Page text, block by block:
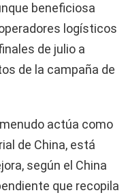
beneficiosa
logísticos
de julio a
de la campaña de
actúa como
de China, está
según el China
que recopila